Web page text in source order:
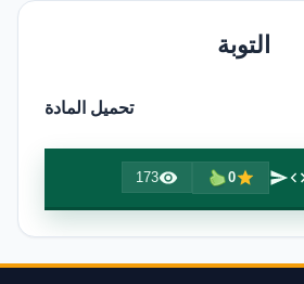
التوبة
تحميل المادة
0
173